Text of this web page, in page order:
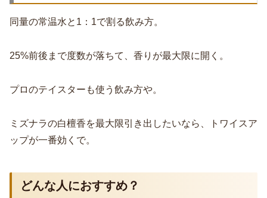
同量の常温水と1：1で割る飲み方。
25%前後まで度数が落ちて、香りが最大限に開く。
プロのテイスターも使う飲み方や。
ミズナラの白檀香を最大限引き出したいなら、トワイスア
ップが一番効くで。
どんな人におすすめ？